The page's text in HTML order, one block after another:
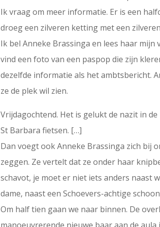
Ik vraag om meer informatie. Er is een
droeg een zilveren ketting met een
Ik bel Anneke Brassinga en lees haar
vind een foto van een paspop die zijn
dezelfde informatie als het ambtsbericht.
ze de plek wil zien.
Vrijdagochtend. Het is gelukt de nazit in
St Barbara fietsen. […]
Dan voegt ook Anneke Brassinga zich bij
zeggen. Ze vertelt dat ze onder haar
schavot, je moet er niet iets anders naast
dame, naast een Schoevers-achtige
Om half tien gaan we naar binnen. De